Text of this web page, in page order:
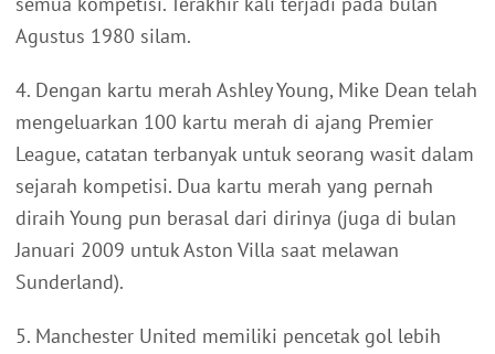
Agustus 1980 silam.
4. Dengan kartu merah Ashley Young, Mike Dean telah
mengeluarkan 100 kartu merah di ajang Premier
League, catatan terbanyak untuk seorang wasit dalam
sejarah kompetisi. Dua kartu merah yang pernah
diraih Young pun berasal dari dirinya (juga di bulan
Januari 2009 untuk Aston Villa saat melawan
Sunderland).
5. Manchester United memiliki pencetak gol lebih